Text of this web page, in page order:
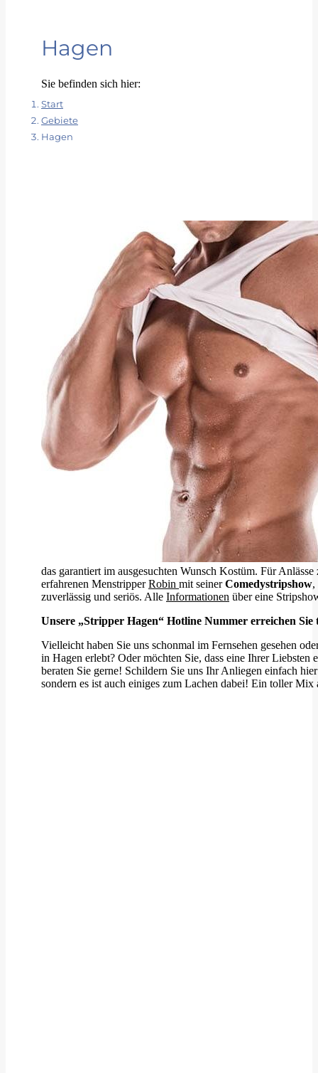
Hagen
Sie befinden sich hier:
Start
Gebiete
Hagen
das garantiert im ausgesuchten Wunsch Kostüm. Für
erfahrenen MenstripperRobin mit seinerComedystripshow,
zuverlässig und seriös. Alle Informationen über eine
Unsere „Stripper Hagen“ Hotline Nummer erreichen
Vielleicht haben Sie uns schonmal im Fernsehen gesehen
in Hagen erlebt? Oder möchten Sie, dass eine Ihrer
beraten Sie gerne! Schildern Sie uns Ihr Anliegen einfach
sondern es ist auch einiges zum Lachen dabei! Ein toller